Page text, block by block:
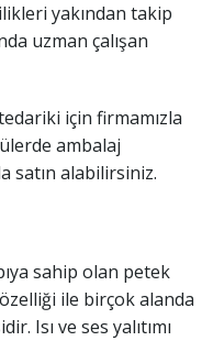
yakından takip
uzman çalışan
için firmamızla
ambalaj
satın alabilirsiniz.
sahip olan petek
ile birçok alanda
Isı ve ses yalıtımı